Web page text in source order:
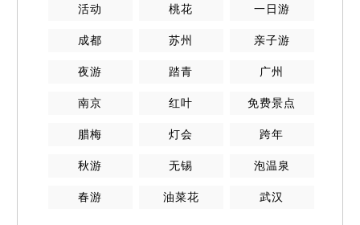
活动 桃花 一日游
成都 苏州 亲子游
夜游 踏青 广州
南京 红叶 免费景点
腊梅 灯会 跨年
秋游 无锡 泡温泉
春游 油菜花 武汉